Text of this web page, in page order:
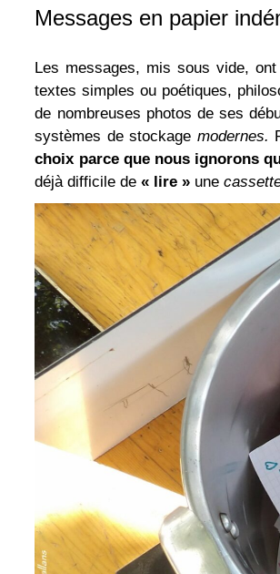
Messages en papier
Les messages, mis sous vide,
textes simples ou poétiques,
de nombreuses photos de ses
systèmes de stockage modernes.
choix parce que nous ignorons
déjà difficile de« lire » une